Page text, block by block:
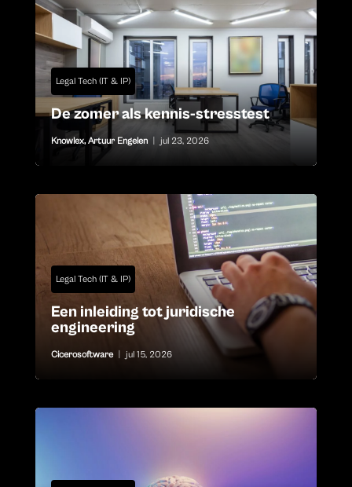
Legal Tech (IT & IP)
De zomer als kennis-stresstest
Knowlex, Artuur Engelen jul 23, 2026
Legal Tech (IT & IP)
Een inleiding tot juridische
engineering
Cicerosoftware jul 15, 2026